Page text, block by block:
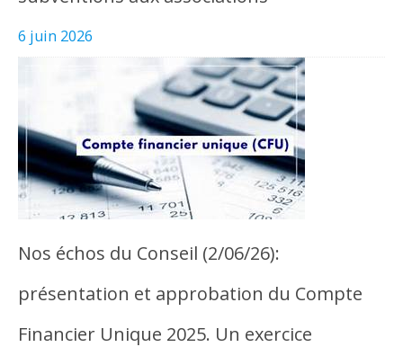
6 juin 2026
Nos échos du Conseil (2/06/26):
présentation et approbation du Compte
Financier Unique 2025. Un exercice